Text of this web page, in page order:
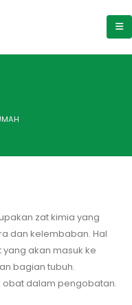
zat kimia yang
dan kelembaban. Hal
akan masuk ke
bagian tubuh.
dalam pengobatan.